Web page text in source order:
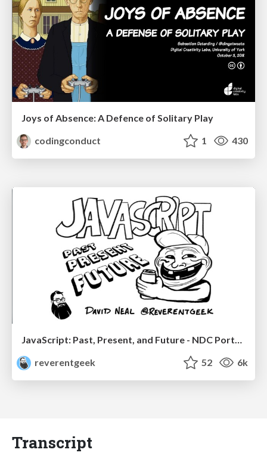
Joys of Absence: A Defence of Solitary Play
codingconduct
1 430
JavaScript: Past, Present, and Future - NDC Porto 2020
reverentgeek
52 6k
Transcript